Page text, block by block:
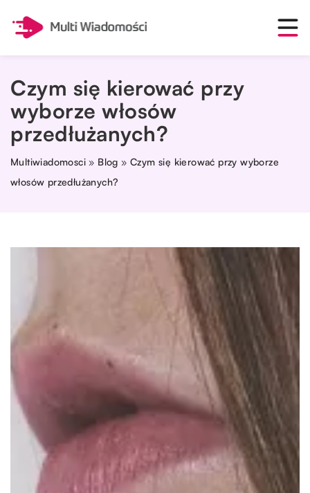
Czym się kierować przy
wyborze włosów
przedłużanych?
Multiwiadomosci » Blog »Czym się kierować przy wyborze
włosów przedłużanych?